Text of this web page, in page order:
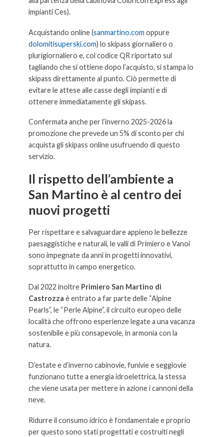
impianti Ces).
Acquistando online (sanmartino.com oppure
dolomitisuperski.com) lo skipass giornaliero o
plurigiornaliero e, col codice QR riportato sul
tagliando che si ottiene dopo l’acquisto, si stampa lo
skipass direttamente al punto. Ciò permette di
evitare le attese alle casse degli impianti e di
ottenere immediatamente gli skipass.
Confermata anche per l’inverno 2025-2026 la
promozione che prevede un 5% di sconto per chi
acquista gli skipass online usufruendo di questo
servizio.
Il rispetto dell’ambiente a
San Martino è al centro dei
nuovi progetti
Per rispettare e salvaguardare appieno le bellezze
paesaggistiche e naturali, le valli di Primiero e Vanoi
sono impegnate da anni in progetti innovativi,
soprattutto in campo energetico.
Dal 2022 inoltre Primiero San Martino di
Castrozza è entrato a far parte delle “Alpine
Pearls”, le “Perle Alpine”, il circuito europeo delle
località che offrono esperienze legate a una vacanza
sostenibile e più consapevole, in armonia con la
natura.
D’estate e d’inverno cabinovie, funivie e seggiovie
funzionano tutte a energia idroelettrica, la stessa
che viene usata per mettere in azione i cannoni della
neve.
Ridurre il consumo idrico è fondamentale e proprio
per questo sono stati progettati e costruiti negli